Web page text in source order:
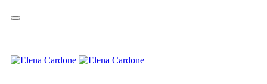
Sauter
Sauter
primaire
Skip